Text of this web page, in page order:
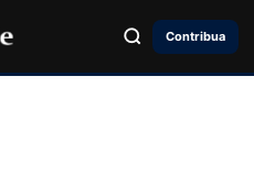
Contribua